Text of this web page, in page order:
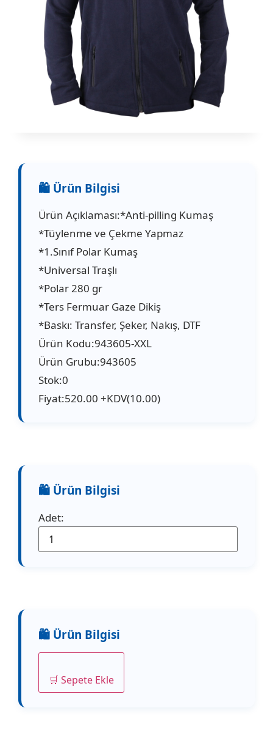
Ürün Açıklaması:*Anti-pilling Kumaş
*Tüylenme ve Çekme Yapmaz
*1.Sınıf Polar Kumaş
*Universal Traşlı
*Polar 280 gr
*Ters Fermuar Gaze Dikiş
*Baskı: Transfer, Şeker, Nakış, DTF
Ürün Kodu:943605-XXL
Ürün Grubu:943605
Stok:0
Fiyat:520.00 +KDV(10.00)
Adet:
🛒 Sepete Ekle